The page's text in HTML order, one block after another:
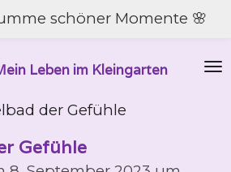
Leben im Kleingarten
schöner Momente 🌸
der Gefühle
Gefühle